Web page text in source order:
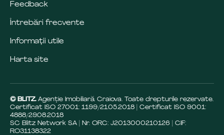
Feedback
Întrebări frecvente
Informații utile
Harta site
© BLITZ. Agenție Imobiliară Craiova. Toate drepturile rezervate.
Certificat ISO 27001: 1199/21.05.2018 | Certificat ISO 9001:
4888/29.08.2018
SC Blitz Network SA | Nr. ORC: J2013000210126 | CIF:
RO31138322